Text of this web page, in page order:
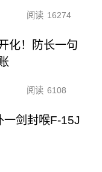
阅读 16274
化！防长一句
阅读 6108
一剑封喉F-15J